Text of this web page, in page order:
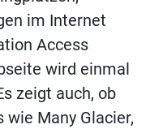
im Internet
Access
wird einmal
zeigt auch, ob
wie Many Glacier,